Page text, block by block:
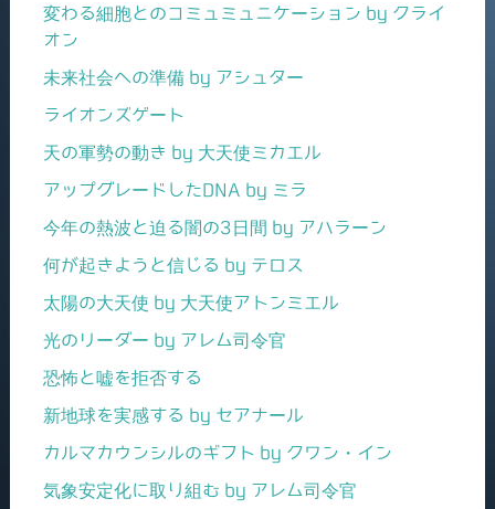
変わる細胞とのコミュミュニケーション by クライ
オン
未来社会への準備 by アシュター
ライオンズゲート
天の軍勢の動き by 大天使ミカエル
アップグレードしたDNA by ミラ
今年の熱波と迫る闇の3日間 by アハラーン
何が起きようと信じる by テロス
太陽の大天使 by 大天使アトンミエル
光のリーダー by アレム司令官
恐怖と嘘を拒否する
新地球を実感する by セアナール
カルマカウンシルのギフト by クワン・イン
気象安定化に取り組む by アレム司令官